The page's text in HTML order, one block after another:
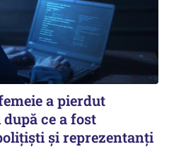
a pierdut
după ce a fost
și reprezentanți